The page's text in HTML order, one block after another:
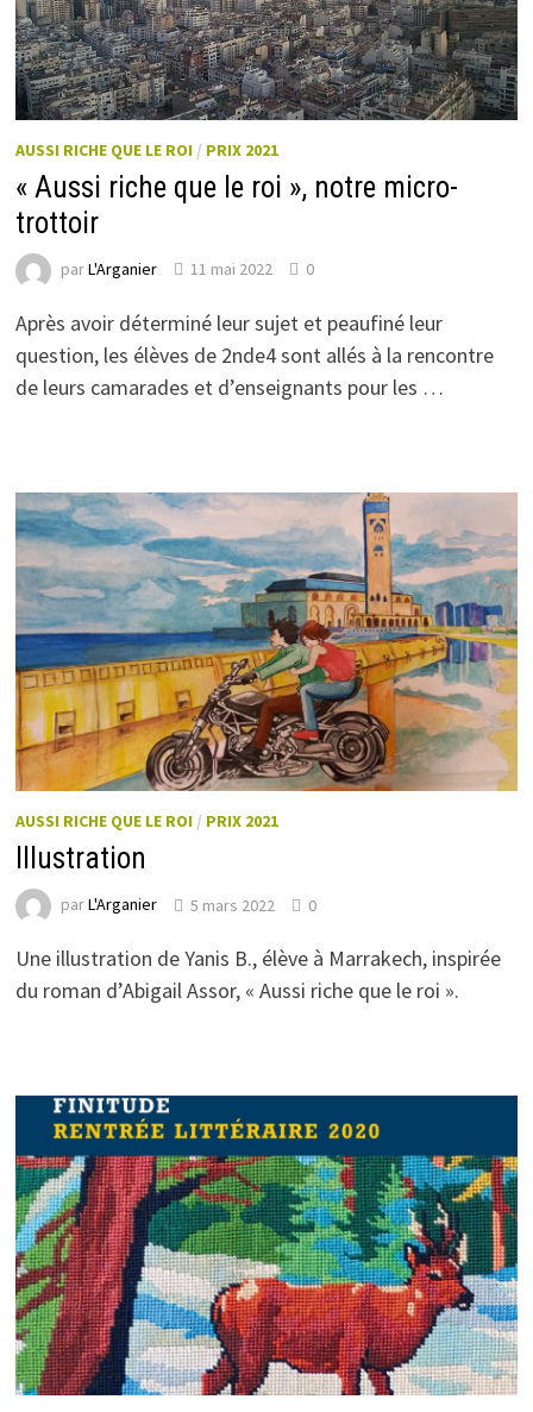
AUSSI RICHE QUE LE ROI / PRIX 2021
« Aussi riche que le roi », notre micro-
trottoir
parL'Arganier 11 mai 2022 0
Après avoir déterminé leur sujet et peaufiné leur
question, les élèves de 2nde4 sont allés à la rencontre
de leurs camarades et d’enseignants pour les …
AUSSI RICHE QUE LE ROI / PRIX 2021
Illustration
parL'Arganier 5 mars 2022 0
Une illustration de Yanis B., élève à Marrakech, inspirée
du roman d’Abigail Assor, « Aussi riche que le roi ».